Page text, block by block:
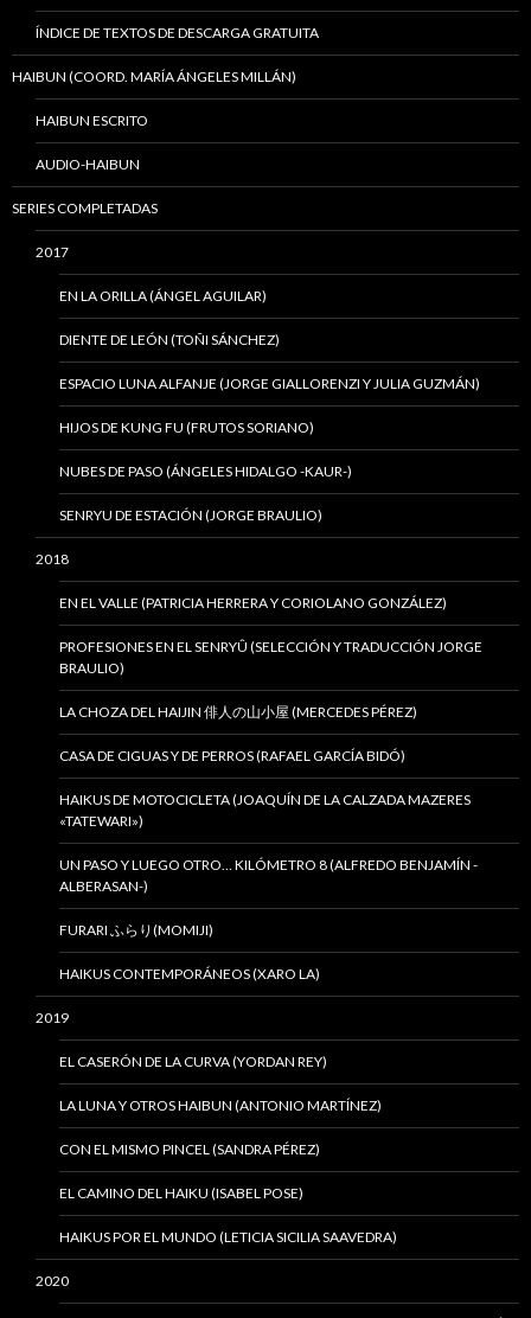
ÍNDICE DE TEXTOS DE DESCARGA GRATUITA
HAIBUN (COORD. MARÍA ÁNGELES MILLÁN)
HAIBUN ESCRITO
AUDIO-HAIBUN
SERIES COMPLETADAS
2017
EN LA ORILLA (ÁNGEL AGUILAR)
DIENTE DE LEÓN (TOÑI SÁNCHEZ)
ESPACIO LUNA ALFANJE (JORGE GIALLORENZI Y JULIA GUZMÁN)
HIJOS DE KUNG FU (FRUTOS SORIANO)
NUBES DE PASO (ÁNGELES HIDALGO -KAUR-)
SENRYU DE ESTACIÓN (JORGE BRAULIO)
2018
EN EL VALLE (PATRICIA HERRERA Y CORIOLANO GONZÁLEZ)
PROFESIONES EN EL SENRYÛ (SELECCIÓN Y TRADUCCIÓN JORGE
BRAULIO)
LA CHOZA DEL HAIJIN 俳人の山小屋 (MERCEDES PÉREZ)
CASA DE CIGUAS Y DE PERROS (RAFAEL GARCÍA BIDÓ)
HAIKUS DE MOTOCICLETA (JOAQUÍN DE LA CALZADA MAZERES
«TATEWARI»)
UN PASO Y LUEGO OTRO… KILÓMETRO 8 (ALFREDO BENJAMÍN -
ALBERASAN-)
FURARI ふらり(MOMIJI)
HAIKUS CONTEMPORÁNEOS (XARO LA)
2019
EL CASERÓN DE LA CURVA (YORDAN REY)
LA LUNA Y OTROS HAIBUN (ANTONIO MARTÍNEZ)
CON EL MISMO PINCEL (SANDRA PÉREZ)
EL CAMINO DEL HAIKU (ISABEL POSE)
HAIKUS POR EL MUNDO (LETICIA SICILIA SAAVEDRA)
2020